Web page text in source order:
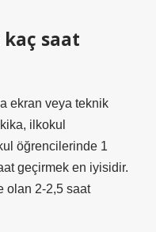
saat
ekran veya teknik
ilkokul
öğrencilerinde 1
geçirmek en iyisidir.
olan 2-2,5 saat